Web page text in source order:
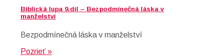
Biblická lupa 9.díl – Bezpodmínečná láska v
manželství
Bezpodmínečná láska v manželství
Pozrieť »